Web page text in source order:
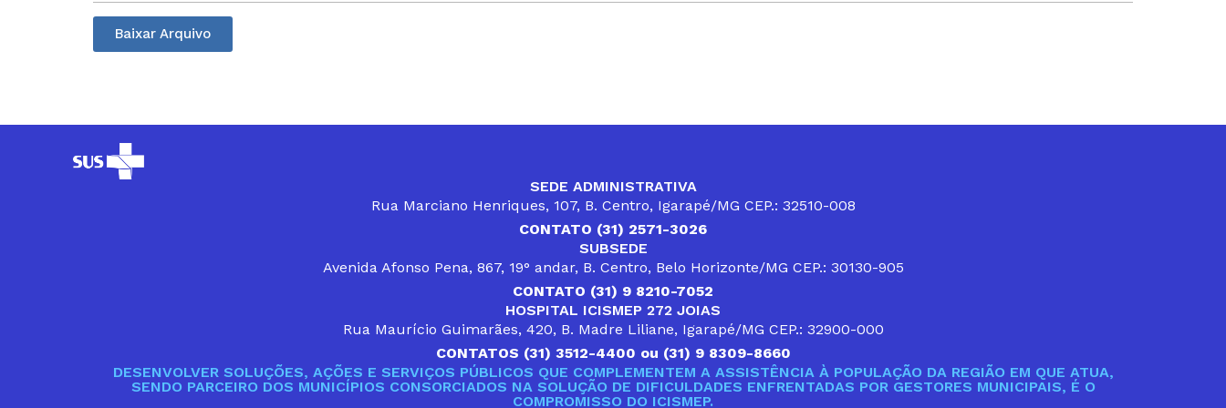
Baixar Arquivo
SEDE ADMINISTRATIVA
Rua Marciano Henriques, 107, B. Centro, Igarapé/MG CEP.: 32510-008
CONTATO (31) 2571-3026
SUBSEDE
Avenida Afonso Pena, 867, 19° andar, B. Centro, Belo Horizonte/MG CEP.: 30130-905
CONTATO (31) 9 8210-7052
HOSPITAL ICISMEP 272 JOIAS
Rua Maurício Guimarães, 420, B. Madre Liliane, Igarapé/MG CEP.: 32900-000
CONTATOS (31) 3512-4400 ou (31) 9 8309-8660
DESENVOLVER SOLUÇÕES, AÇÕES E SERVIÇOS PÚBLICOS QUE COMPLEMENTEM A ASSISTÊNCIA À POPULAÇÃO DA REGIÃO EM QUE ATUA,
SENDO PARCEIRO DOS MUNICÍPIOS CONSORCIADOS NA SOLUÇÃO DE DIFICULDADES ENFRENTADAS POR GESTORES MUNICIPAIS, É O
COMPROMISSO DO ICISMEP.